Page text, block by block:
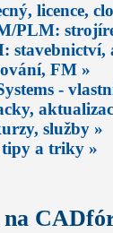
licence,
PLM:
stavebnictví,
FM »
-
služby »
a triky »